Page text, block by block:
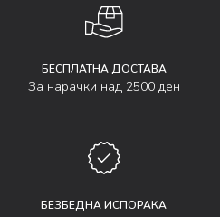
БЕСПЛАТНА ДОСТАВА
За нарачки над 2500 ден
БЕЗБЕДНА ИСПОРАКА